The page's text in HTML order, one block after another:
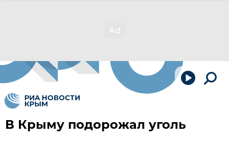
В Крыму подорожал уголь